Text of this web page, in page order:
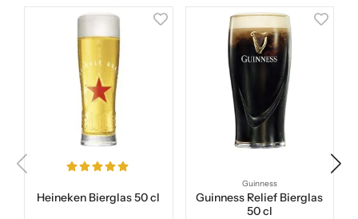
Heineken Bierglas 50 cl
Guinness
Guinness Relief Bierglas
50 cl